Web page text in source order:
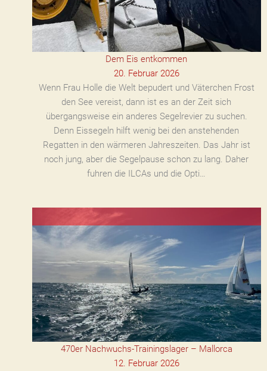
Dem Eis entkommen
20. Februar 2026
Wenn Frau Holle die Welt bepudert und Väterchen Frost
den See vereist, dann ist es an der Zeit sich
übergangsweise ein anderes Segelrevier zu suchen.
Denn Eissegeln hilft wenig bei den anstehenden
Regatten in den wärmeren Jahreszeiten. Das Jahr ist
noch jung, aber die Segelpause schon zu lang. Daher
fuhren die ILCAs und die Opti…
470er Nachwuchs-Trainingslager – Mallorca
12. Februar 2026